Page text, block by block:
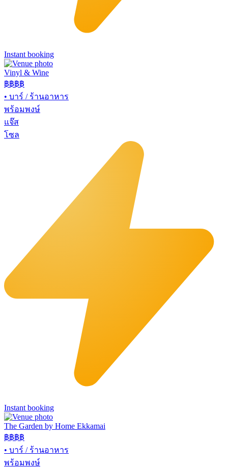
Instant booking
Vinyl & Wine
฿฿฿฿
• บาร์ / ร้านอาหาร
พร้อมพงษ์
แจ๊ส
โซล
Instant booking
The Garden by Home Ekkamai
฿฿฿฿
• บาร์ / ร้านอาหาร
พร้อมพงษ์